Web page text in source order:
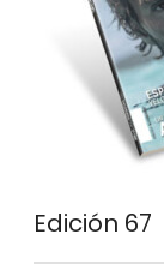
Edición 67